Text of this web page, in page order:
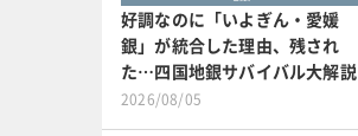
好調なのに「いよぎん・愛媛
銀」が統合した理由、残され
た…四国地銀サバイバル大解説
2026/08/05